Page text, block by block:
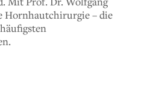
Hornhautchirurgie – die